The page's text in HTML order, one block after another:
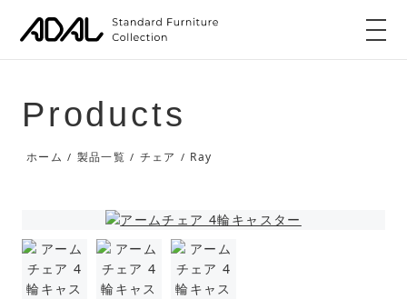
Products
ホーム / 製品一覧 / チェア / Ray